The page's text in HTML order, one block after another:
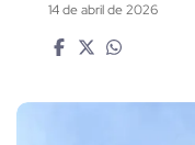
14 de abril de 2026